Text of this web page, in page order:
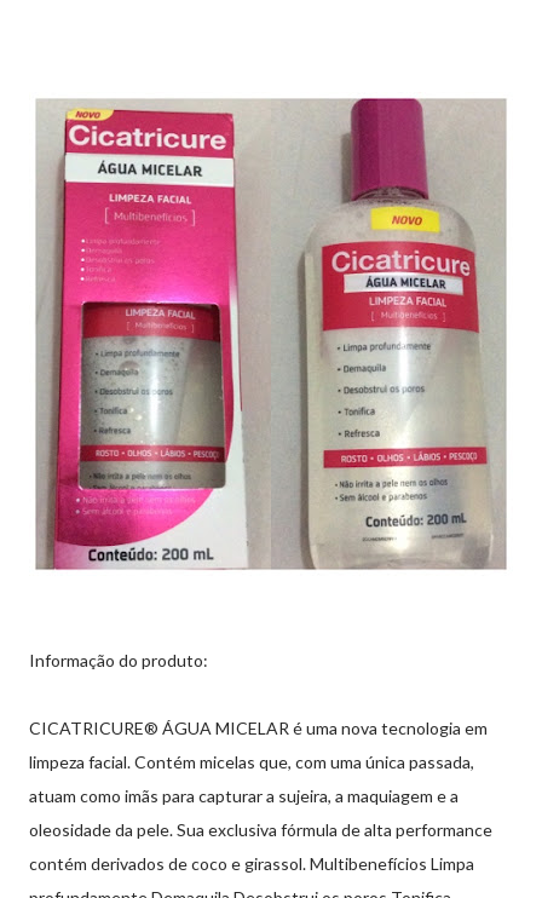
Informação do produto:
CICATRICURE® ÁGUA MICELAR é uma nova tecnologia em
limpeza facial. Contém micelas que, com uma única passada,
atuam como imãs para capturar a sujeira, a maquiagem e a
oleosidade da pele. Sua exclusiva fórmula de alta performance
contém derivados de coco e girassol. Multibenefícios Limpa